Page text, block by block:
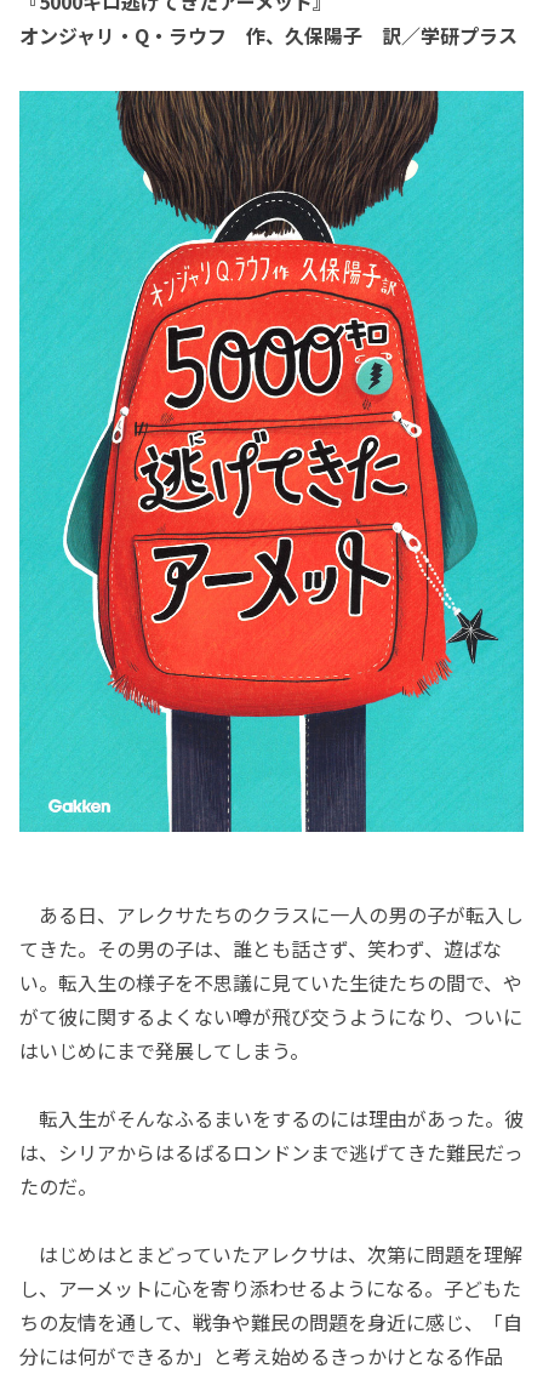
オンジャリ・Q・ラウフ 作、久保陽子 訳／学研プラス
ある日、アレクサたちのクラスに一人の男の子が転入し
てきた。その男の子は、誰とも話さず、笑わず、遊ばな
い。転入生の様子を不思議に見ていた生徒たちの間で、や
がて彼に関するよくない噂が飛び交うようになり、ついに
はいじめにまで発展してしまう。
転入生がそんなふるまいをするのには理由があった。彼
は、シリアからはるばるロンドンまで逃げてきた難民だっ
たのだ。
はじめはとまどっていたアレクサは、次第に問題を理解
し、アーメットに心を寄り添わせるようになる。子どもた
ちの友情を通して、戦争や難民の問題を身近に感じ、「自
分には何ができるか」と考え始めるきっかけとなる作品